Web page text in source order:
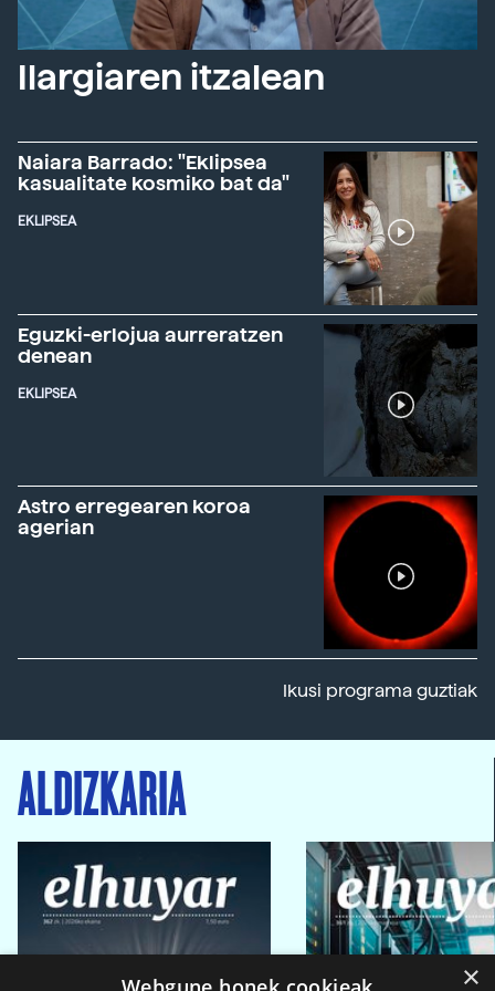
Ilargiaren itzalean
Naiara Barrado: "Eklipsea
kasualitate kosmiko bat da"
EKLIPSEA
Eguzki-erlojua aurreratzen
denean
EKLIPSEA
Astro erregearen koroa
agerian
Ikusi programa guztiak
ALDIZKARIA
×